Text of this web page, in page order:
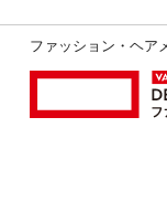
ファッション・ヘ